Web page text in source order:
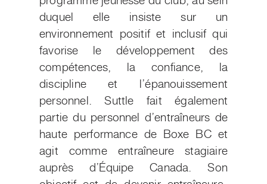
duquel elle insiste sur un
environnement positif et inclusif qui
favorise le développement des
compétences, la confiance, la
discipline et l’épanouissement
personnel. Suttle fait également
partie du personnel d’entraîneurs de
haute performance de Boxe BC et
agit comme entraîneure stagiaire
auprès d’Équipe Canada.Son